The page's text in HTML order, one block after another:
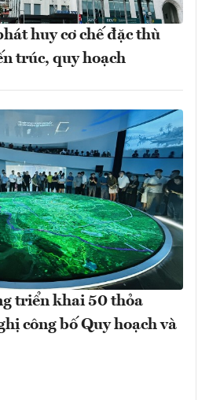
huy cơ chế đặc thù
trúc, quy hoạch
triển khai 50 thỏa
công bố Quy hoạch và